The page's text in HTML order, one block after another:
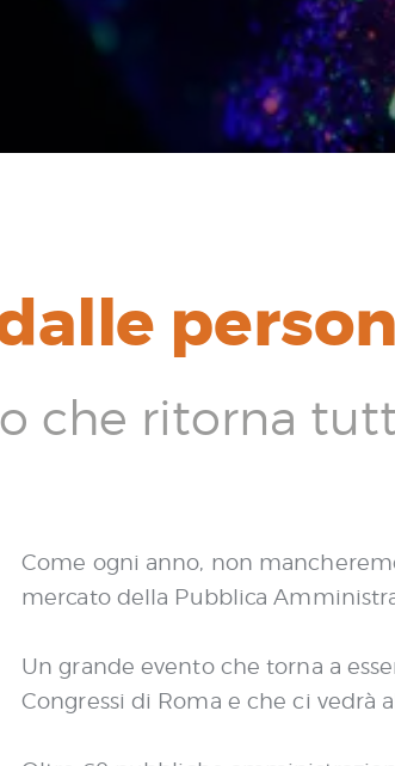
che ritorna
Come ogni anno, non
mercato della Pubblica
Un grande evento che torna a
Congressi di Roma e che ci vedrà